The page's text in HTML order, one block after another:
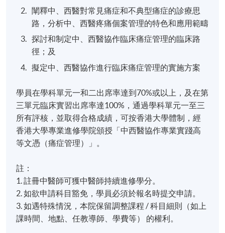
闡釋中、西醫對常見痛症和不典型痛症的診療思
路，分析中、西醫疼痛個案管理的特色和應用範疇
探討和制定中、西醫協作臨床痛症管理的臨床路
徑；及
擬定中、西醫協作進行臨床痛症管理的實施方案
學員在學科單元一和二出席率達到70%或以上，及在第
三單元臨床實習出席率達100%，通過學科單元一至三
所有評核，並取得合格成績，可按香港大學體制，經
香港大學專業進修學院頒授「中西醫協作專業實踐高
等文憑（痛症管理）」。
註：
1. 註冊中醫師可獲中醫師持續進修學分。
2. 如欲申請科目豁免，學員必須於報名時提交申請。
3. 如遇特殊情況，本院保留調整課程 / 科目細則（如上
課時間、地點、任教導師、學費等） 的權利。